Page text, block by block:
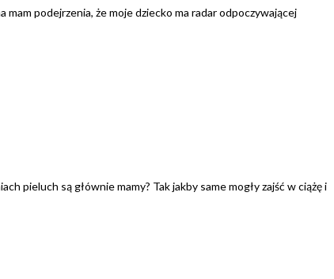
mam podejrzenia, że moje dziecko ma radar odpoczywającej
pieluch są głównie mamy? Tak jakby same mogły zajść w ciążę i